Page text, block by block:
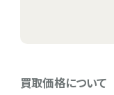
買取価格について